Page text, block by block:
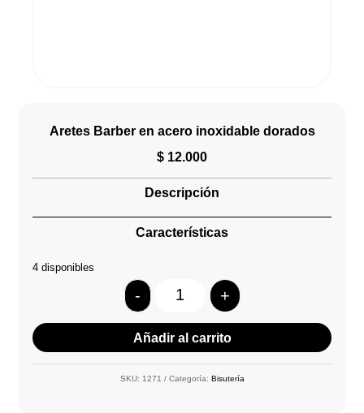
Aretes Barber en acero inoxidable dorados
$ 12.000
Descripción
Características
4 disponibles
Quantity
- +
Añadir al carrito
SKU: 1271 Categoría: Bisutería